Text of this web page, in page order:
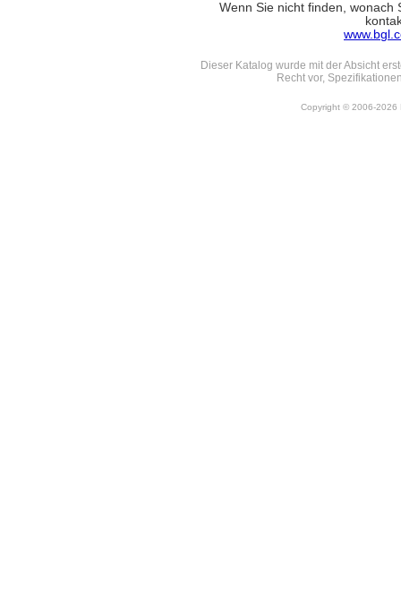
Wenn Sie nicht finden, wonach
Dieser Katalog wurde mit der Absicht
Recht vor,
Copyright © 2006-2026